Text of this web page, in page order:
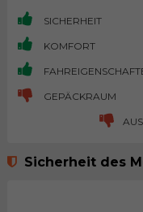
SICHERHEIT
KOMFORT
GEPÄCKRAUM
Sicherheit des